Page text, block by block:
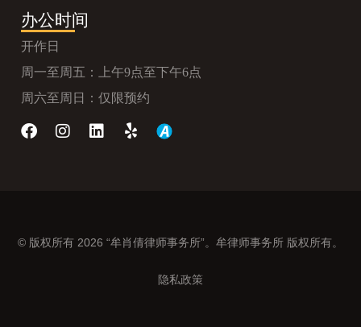
办公时间
开作日
周一至周五：上午9点至下午6点
周六至周日：仅限预约
© 版权所有 2026 “牟肖倩律师事务所”。牟律师事务所 版权所有。
隐私政策